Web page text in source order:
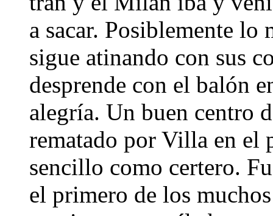
a sacar. Posiblemente
sigue atinando con sus
desprende con el balón
alegría. Un buen centro
rematado por Villa en el
sencillo como certero.
el primero de los